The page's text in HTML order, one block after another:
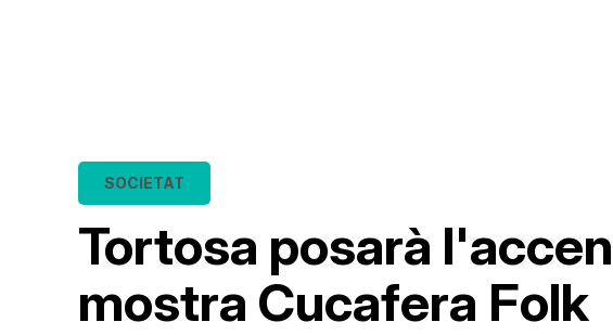
Tortosa posarà
mostra Cucafera Folk
SOCIETAT